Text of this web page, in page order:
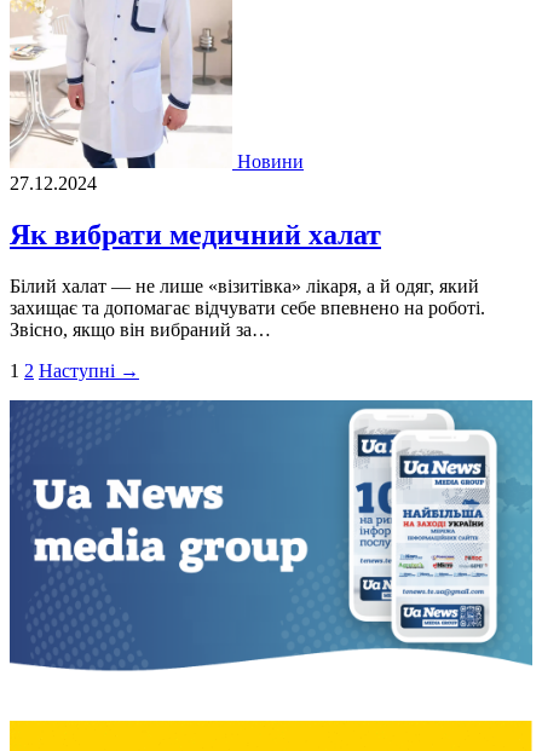
Новини
27.12.2024
Як вибрати медичний халат
Білий халат — не лише «візитівка» лікаря, а й одяг, який
захищає та допомагає відчувати себе впевнено на роботі.
Звісно, якщо він вибраний за…
Пагінація
записів
1 2 Наступні →